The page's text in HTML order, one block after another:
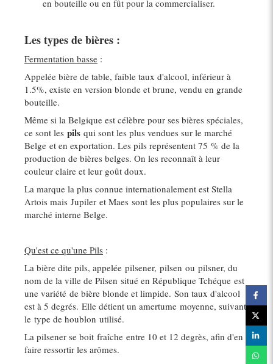
en bouteille ou en fût pour la commercialiser.
Les types de bières :
Fermentation basse :
Appelée bière de table, faible taux d'alcool, inférieur à
1.5%, existe en version blonde et brune, vendu en grande
bouteille.
Même si la Belgique est célèbre pour ses bières spéciales,
ce sont les pils qui sont les plus vendues sur le marché
Belge et en exportation. Les pils représentent 75 % de la
production de bières belges. On les reconnaît à leur
couleur claire et leur goût doux.
La marque la plus connue internationalement est Stella
Artois mais Jupiler et Maes sont les plus populaires sur le
marché interne Belge.
Qu'est ce qu'une Pils :
La bière dite pils, appelée pilsener, pilsen ou pilsner, du
nom de la ville de Pilsen situé en République Tchéque est
une variété de bière blonde et limpide. Son taux d'alcool
est à 5 degrés. Elle détient un amertume moyenne, suivant
le type de houblon utilisé.
La pilsener se boit fraîche entre 10 et 12 degrès, afin d'en
faire ressortir les arômes.